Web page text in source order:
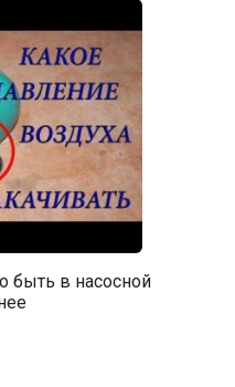
быть в насосной